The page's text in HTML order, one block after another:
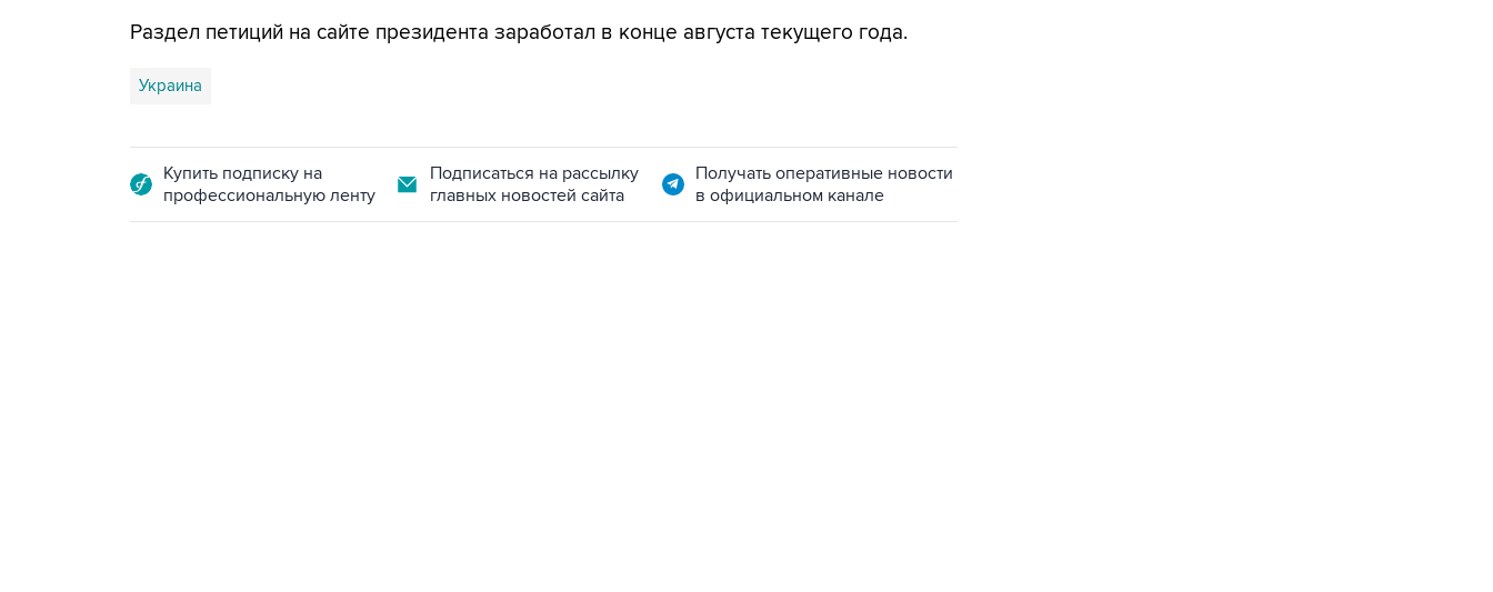
Раздел петиций на сайте президента заработал в конце августа текущего года.
Украина
Купить подписку на
профессиональную ленту
Подписаться на рассылку
главных новостей сайта
Получать оперативные новости
в официальном канале